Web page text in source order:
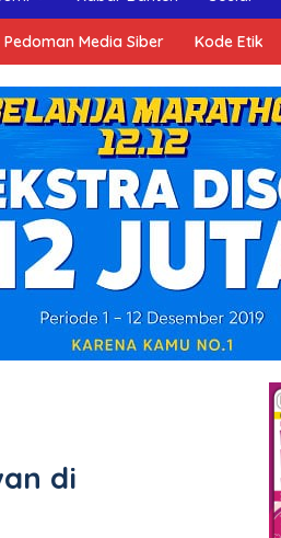
Pedoman Media Siber Kode Etik
di